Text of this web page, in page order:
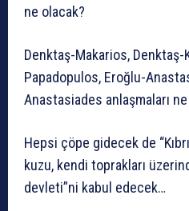
ne olacak?
Denktaş-Makarios, Denktaş-
Papadopulos, Eroğlu-
Anastasiades anlaşmaları
Hepsi çöpe gidecek de
kuzu, kendi toprakları
devleti”ni kabul edecek…